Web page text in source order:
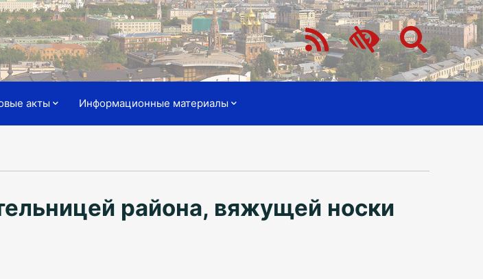
акты Информационные материалы
района, вяжущей носки